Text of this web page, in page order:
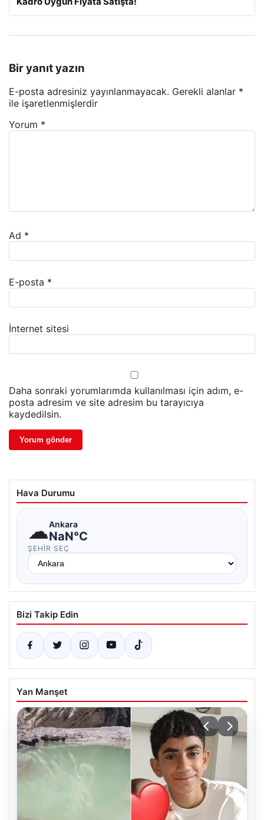
Bir yanıt yazın
E-posta adresiniz yayınlanmayacak. Gerekli alanlar *
ile işaretlenmişlerdir
Yorum *
Ad *
E-posta *
İnternet sitesi
Daha sonraki yorumlarımda kullanılması için adım, e-
posta adresim ve site adresim bu tarayıcıya
kaydedilsin.
Hava Durumu
☁Ankara
NaN°C
ŞEHIR SEÇ
Bizi Takip Edin
Yan Manşet